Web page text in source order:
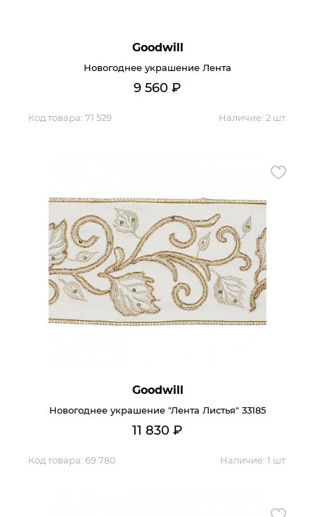
Goodwill
Новогоднее украшение Лента
9 560 ₽
Код товара: 71 529 Наличие: 2 шт.
Goodwill
Новогоднее украшение "Лента Листья" 33185
11 830 ₽
Код товара: 69 780 Наличие: 1 шт.